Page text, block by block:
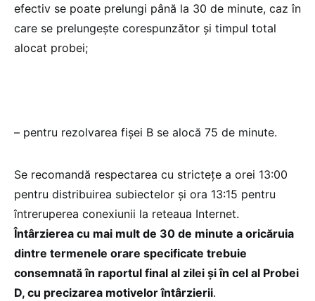
efectiv se poate prelungi până la 30 de minute, caz în
care se prelungește corespunzător şi timpul total
alocat probei;
– pentru rezolvarea fişei B se alocă 75 de minute.
Se recomandă respectarea cu strictețe a orei 13:00
pentru distribuirea subiectelor şi ora 13:15 pentru
întreruperea conexiunii la reteaua Internet.
Întârzierea cu mai mult de 30 de minute a oricăruia
dintre termenele orare specificate trebuie
consemnată în raportul final al zilei şi în cel al Probei
D, cu precizarea motivelor întârzierii.